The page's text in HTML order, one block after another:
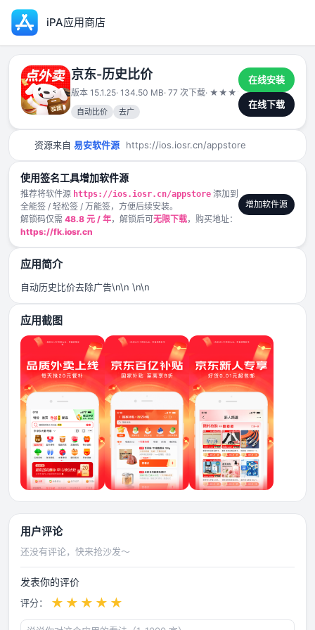
iPA应用商店
京东-历史比价
版本 15.1.25· 134.50 MB· 77 次下载· ★ ★ ★ ★★
2025-05-11
自动比价
去广
在线安装
在线下载
资源来自 易安软件源 https://ios.iosr.cn/appstore
使用签名工具增加软件源
推荐将软件源 https://ios.iosr.cn/appstore 添加到
全能签 / 轻松签 / 万能签，方便后续安装。
解锁码仅需 48.8 元 / 年，解锁后可无限下载，购买地址：
https://fk.iosr.cn
增加软件源
应用简介
自动历史比价去除广告\n\n \n\n
应用截图
用户评论
还没有评论，快来抢沙发～
发表你的评价
评分： ★ ★ ★ ★ ★